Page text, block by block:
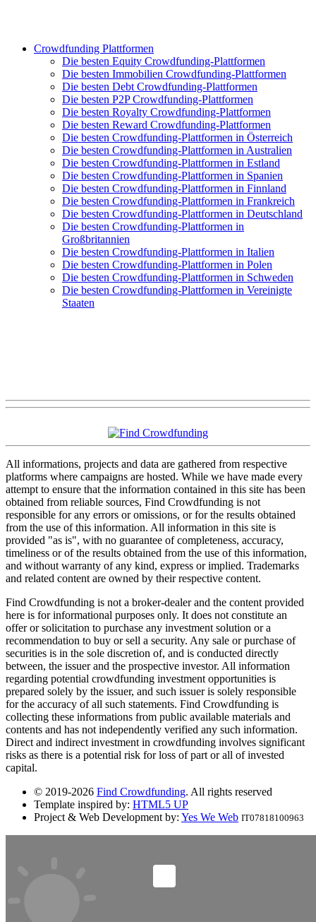
Crowdfunding Plattformen
Die besten Equity Crowdfunding-Plattformen
Die besten Immobilien Crowdfunding-Plattformen
Die besten Debt Crowdfunding-Plattformen
Die besten P2P Crowdfunding-Plattformen
Die besten Royalty Crowdfunding-Plattformen
Die besten Reward Crowdfunding-Plattformen
Die besten Crowdfunding-Plattformen in Österreich
Die besten Crowdfunding-Plattformen in Australien
Die besten Crowdfunding-Plattformen in Estland
Die besten Crowdfunding-Plattformen in Spanien
Die besten Crowdfunding-Plattformen in Finnland
Die besten Crowdfunding-Plattformen in Frankreich
Die besten Crowdfunding-Plattformen in Deutschland
Die besten Crowdfunding-Plattformen in
Großbritannien
Die besten Crowdfunding-Plattformen in Italien
Die besten Crowdfunding-Plattformen in Polen
Die besten Crowdfunding-Plattformen in Schweden
Die besten Crowdfunding-Plattformen in Vereinigte
Staaten
All informations, projects and data are gathered from respective
platforms where campaigns are hosted. While we have made every
attempt to ensure that the information contained in this site has been
obtained from reliable sources, Find Crowdfunding is not
responsible for any errors or omissions, or for the results obtained
from the use of this information. All information in this site is
provided "as is", with no guarantee of completeness, accuracy,
timeliness or of the results obtained from the use of this information,
and without warranty of any kind, express or implied. Trademarks
and related content are owned by their respective content.
Find Crowdfunding is not a broker-dealer and the content provided
here is for informational purposes only. It does not constitute an
offer or solicitation to purchase any investment solution or a
recommendation to buy or sell a security. Any sale or purchase of
securities is in the sole discretion of, and is conducted directly
between, the issuer and the prospective investor. All information
regarding potential crowdfunding investment opportunities is
prepared solely by the issuer, and such issuer is solely responsible
for the accuracy of all such statements. Find Crowdfunding is
collecting these informations from public available materials and
contents and has not independently verified any such information.
Direct and indirect investment in crowdfunding involves significant
risks as there is a potential risk for loss of part or all of invested
capital.
© 2019-2026 Find Crowdfunding. All rights reserved
Template inspired by: HTML5 UP
Project & Web Development by: Yes We Web IT07818100963